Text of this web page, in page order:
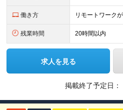
働き方 リモートワーク
残業時間 20時間以内
求人を見る
掲載終了予定日：